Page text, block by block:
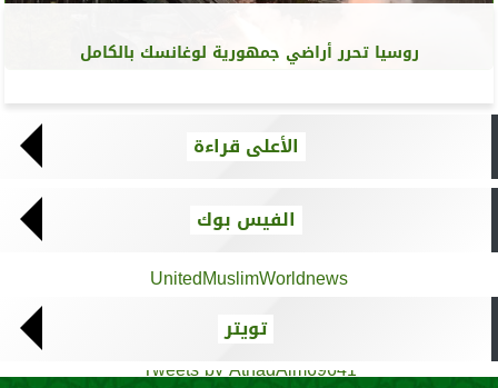
روسيا تحرر أراضي جمهورية لوغانسك بالكامل
الأعلى قراءة
الفيس بوك
UnitedMuslimWorldnews
تويتر
Tweets by AthadAlm69641